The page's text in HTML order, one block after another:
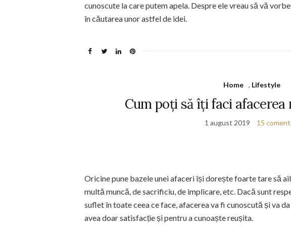
cunoscute la care putem apela. Despre ele vreau să vă
în căutarea unor astfel de idei.
Home , Lifestyle
Cum poți să îți faci
1 august 2019 15
Oricine pune bazele unei afaceri își dorește foarte tare să
multă muncă, de sacrificiu, de implicare, etc. Dacă sunt
suflet în toate ceea ce face, afacerea va fi cunoscută și va
avea doar satisfacție și pentru a cunoaște reușita.